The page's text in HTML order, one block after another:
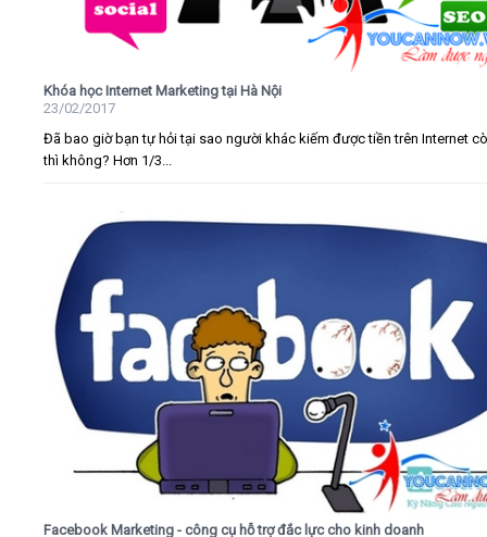
Khóa học Internet Marketing tại Hà Nội
23/02/2017
Đã bao giờ bạn tự hỏi tại sao người khác kiếm được tiền trên Internet
thì không? Hơn 1/3...
Facebook Marketing - công cụ hỗ trợ đắc lực cho kinh doanh